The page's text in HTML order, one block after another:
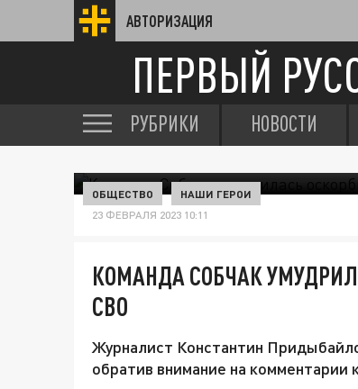
АВТОРИЗАЦИЯ
ПЕРВЫЙ
РУБРИКИ НОВОСТИ
ОБЩЕСТВО НАШИ ГЕРОИ
23 ФЕВРАЛЯ 2023 10:11
КОМАНДА СОБЧАК
СВО
Журналист Константин
обратив внимание на комментарии